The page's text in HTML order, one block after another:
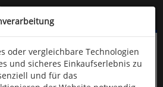
überspringen
(06766) 9323-960
oder vergleichbare Technologien
und sicheres Einkaufserlebnis zu
und für das